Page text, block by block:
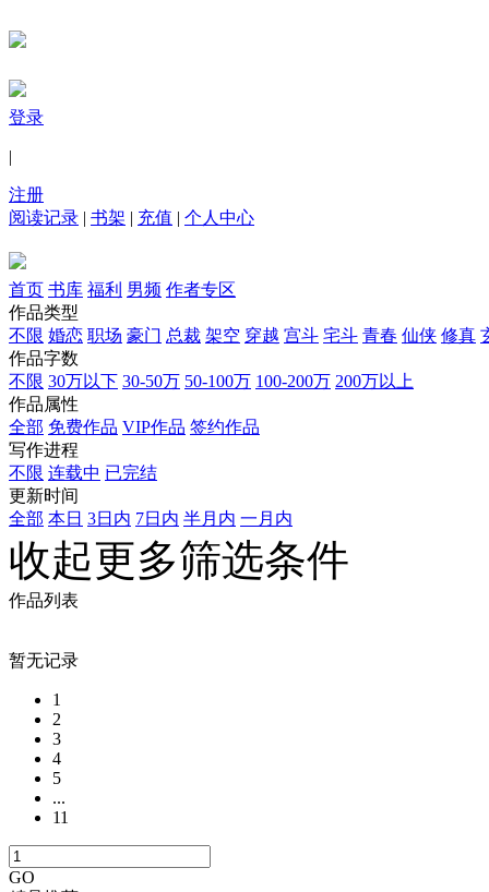
登录
|
注册
阅读记录 | 书架 | 充值 | 个人中心
首页 书库 福利 男频 作者专区
作品类型
不限 婚恋 职场 豪门 总裁 架空 穿越 宫斗 宅斗 青春 仙侠 修真
作品字数
不限 30万以下 30-50万 50-100万 100-200万 200万以上
作品属性
全部 免费作品 VIP作品 签约作品
写作进程
不限 连载中 已完结
更新时间
全部 本日 3日内 7日内 半月内 一月内
收起更多筛选条件
作品列表
暂无记录
1
2
3
4
5
...
11
GO